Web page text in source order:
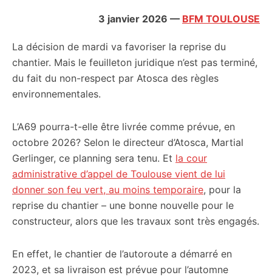
3 janvier 2026 — BFM TOULOUSE
La décision de mardi va favoriser la reprise du
chantier. Mais le feuilleton juridique n’est pas terminé,
du fait du non-respect par Atosca des règles
environnementales.
L’A69 pourra-t-elle être livrée comme prévue, en
octobre 2026? Selon le directeur d’Atosca, Martial
Gerlinger, ce planning sera tenu. Et la cour
administrative d’appel de Toulouse vient de lui
donner son feu vert, au moins temporaire, pour la
reprise du chantier – une bonne nouvelle pour le
constructeur, alors que les travaux sont très engagés.
En effet, le chantier de l’autoroute a démarré en
2023, et sa livraison est prévue pour l’automne